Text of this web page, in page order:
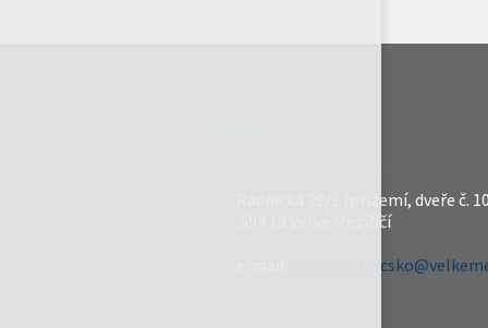
Radnická 29/1 (přízemí, dveře č.
594 13 Velké Meziříčí